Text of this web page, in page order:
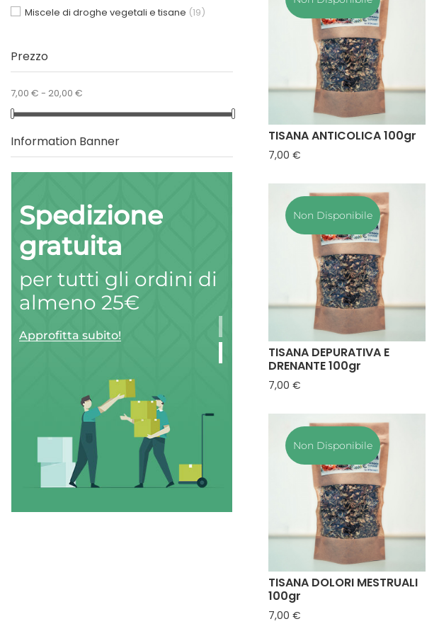
Miscele di droghe vegetali e tisane (19)
Prezzo
7,00 € - 20,00 €
Information Banner
Spedizione
gratuita
per tutti gli ordini di
almeno 25€
Approfitta subito!
TISANA ANTICOLICA 100gr
7,00 €Prezzo
Non Disponibile
TISANA DEPURATIVA E
DRENANTE 100gr
7,00 €Prezzo
Non Disponibile
TISANA DOLORI MESTRUALI
100gr
7,00 €Prezzo